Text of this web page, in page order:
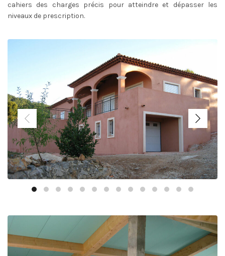
cahiers des charges précis pour atteindre et dépasser les
niveaux de prescription.